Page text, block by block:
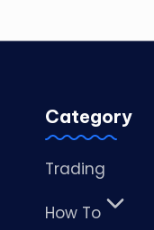
Category
Trading
How To